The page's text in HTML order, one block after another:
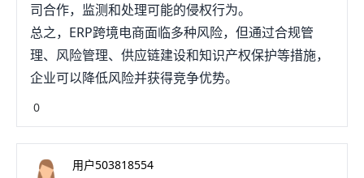
司合作，监测和处理可能的侵权行为。
总之，ERP跨境电商面临多种风险，但通过合规管
理、风险管理、供应链建设和知识产权保护等措施，
企业可以降低风险并获得竞争优势。
0
用户503818554